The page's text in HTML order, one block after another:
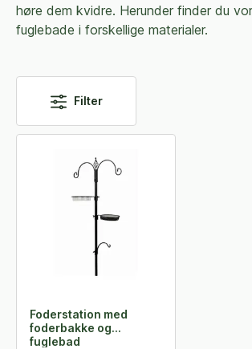
høre dem kvidre. Herunder finder du
fuglebade i forskellige materialer.
Filter
Foderstation med
foderbakke og
fuglebad